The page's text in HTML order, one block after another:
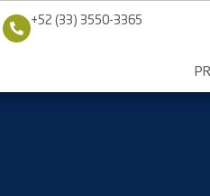
+52 (33) 3550-3365